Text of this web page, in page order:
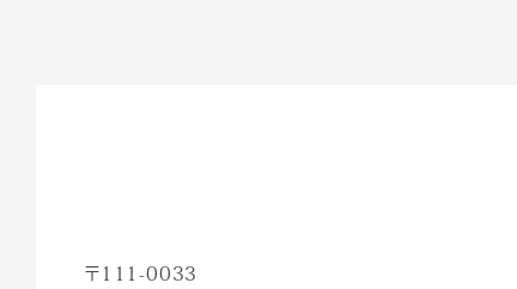
〒111-0033